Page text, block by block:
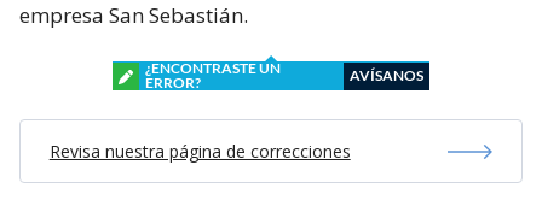
empresa San Sebastián.
¿ENCONTRASTE UN
ERROR?
AVÍSANOS
Revisa nuestra página de correcciones